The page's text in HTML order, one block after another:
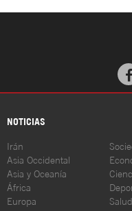
NOTICIAS
Irán
Asia Occidental
Asia y Oceanía
África
Europa Salud